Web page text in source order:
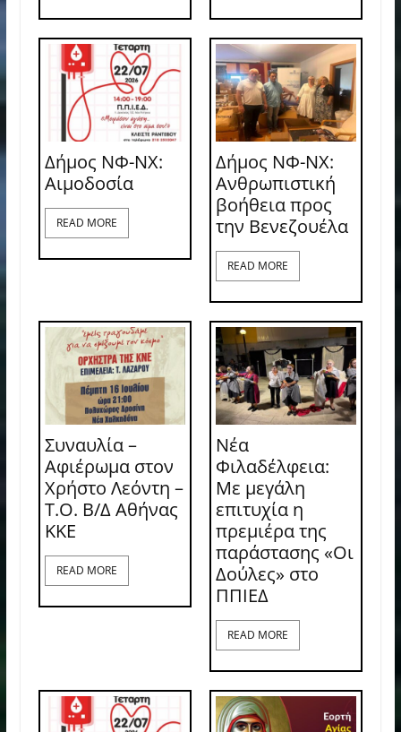
Δήμος ΝΦ-ΝΧ:
Aιμοδοσία
READ MORE
Δήμος ΝΦ-ΝΧ:
Ανθρωπιστική
βοήθεια προς
την Βενεζουέλα
READ MORE
Συναυλία –
Αφιέρωμα στον
Χρήστο Λεόντη –
Τ.Ο. Β/Δ Αθήνας
ΚΚΕ
READ MORE
Νέα
Φιλαδέλφεια:
Με μεγάλη
επιτυχία η
πρεμιέρα της
παράστασης «Οι
Δούλες» στο
ΠΠΙΕΔ
READ MORE